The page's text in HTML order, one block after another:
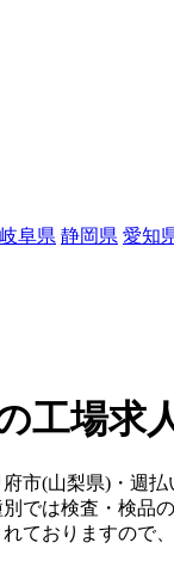
岐阜県 静岡県 愛知
工場求
市(山梨県)・週
では検査・検品
ておりますので